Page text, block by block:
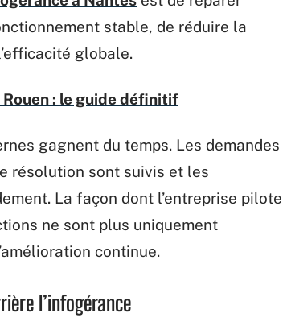
stable, de réduire la
globale.
: le guide définitif
gagnent du temps. Les demandes
résolution sont suivis et les
La façon dont l’entreprise pilote
ne sont plus uniquement
continue.
l’infogérance